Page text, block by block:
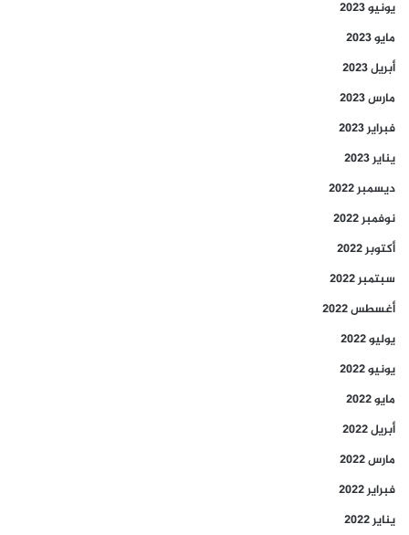
يونيو 2023
مايو 2023
أبريل 2023
مارس 2023
فبراير 2023
يناير 2023
ديسمبر 2022
نوفمبر 2022
أكتوبر 2022
سبتمبر 2022
أغسطس 2022
يوليو 2022
يونيو 2022
مايو 2022
أبريل 2022
مارس 2022
فبراير 2022
يناير 2022